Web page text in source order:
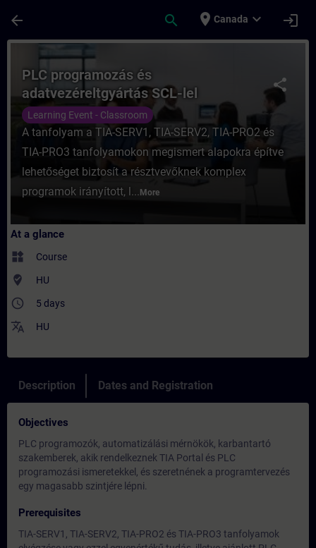
arrow_back search place Canada expand_more login
Course - PLC programozás és
share
PLC programozás és
adatvezéreltgyártás SCL-lel
Learning Event - Classroom
A tanfolyam a TIA-SERV1, TIA-SERV2, TIA-PRO2 és
TIA-PRO3 tanfolyamokon megismert alapokra építve
lehetőséget biztosít a résztvevőknek komplex
programok irányított, l... More
At a glance
widgets Course
where_to_vote HU
access_time 5 days
translate HU
Description Dates and Registration
Objectives
PLC programozók, automatizálási mérnökök, karbantartó
szakemberek, akik rendelkeznek TIA Portal és PLC
programozási ismeretekkel, és szeretnének a programtervezés
egy magasabb szintjére lépni.
Prerequisites
TIA-SERV1, TIA-SERV2, TIA-PRO2 és TIA-PRO3 tanfolyamok